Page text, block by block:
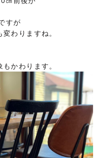
すが
わりますね。
かわります。